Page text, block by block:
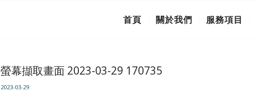
首頁 關於我們 服務項目
螢幕擷取畫面 2023-03-29 170735
2023-03-29